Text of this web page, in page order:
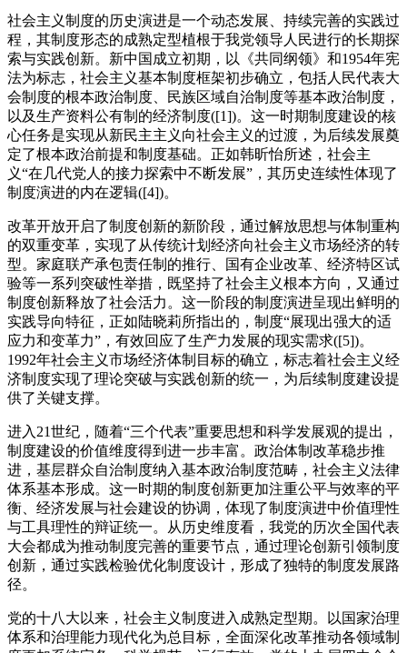
社会主义制度的历史演进是一个动态发展、持续完善的实践过
程，其制度形态的成熟定型植根于我党领导人民进行的长期探
索与实践创新。新中国成立初期，以《共同纲领》和1954年宪
法为标志，社会主义基本制度框架初步确立，包括人民代表大
会制度的根本政治制度、民族区域自治制度等基本政治制度，
以及生产资料公有制的经济制度([1])。这一时期制度建设的核
心任务是实现从新民主主义向社会主义的过渡，为后续发展奠
定了根本政治前提和制度基础。正如韩昕怡所述，社会主
义“在几代党人的接力探索中不断发展”，其历史连续性体现了
制度演进的内在逻辑([4])。
改革开放开启了制度创新的新阶段，通过解放思想与体制重构
的双重变革，实现了从传统计划经济向社会主义市场经济的转
型。家庭联产承包责任制的推行、国有企业改革、经济特区试
验等一系列突破性举措，既坚持了社会主义根本方向，又通过
制度创新释放了社会活力。这一阶段的制度演进呈现出鲜明的
实践导向特征，正如陆晓莉所指出的，制度“展现出强大的适
应力和变革力”，有效回应了生产力发展的现实需求([5])。
1992年社会主义市场经济体制目标的确立，标志着社会主义经
济制度实现了理论突破与实践创新的统一，为后续制度建设提
供了关键支撑。
进入21世纪，随着“三个代表”重要思想和科学发展观的提出，
制度建设的价值维度得到进一步丰富。政治体制改革稳步推
进，基层群众自治制度纳入基本政治制度范畴，社会主义法律
体系基本形成。这一时期的制度创新更加注重公平与效率的平
衡、经济发展与社会建设的协调，体现了制度演进中价值理性
与工具理性的辩证统一。从历史维度看，我党的历次全国代表
大会都成为推动制度完善的重要节点，通过理论创新引领制度
创新，通过实践检验优化制度设计，形成了独特的制度发展路
径。
党的十八大以来，社会主义制度进入成熟定型期。以国家治理
体系和治理能力现代化为总目标，全面深化改革推动各领域制